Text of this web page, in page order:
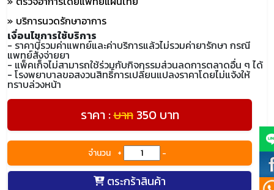
บริการนวดรักษาอาการ
เงื่อนไขการใช้บริการ
- ราคานี้รวมค่าแพทย์และค่าบริการแล้วไม่รวมค่ายารักษา กรณี
แพทย์สั่งจ่ายยา
- แพ็คเก็จไม่สามารถใช้ร่วมกับกิจกรรมส่วนลดการตลาดอื่น ๆ ได้
- โรงพยาบาลขอสงวนสิทธิ์การเปลี่ยนแปลงราคาโดยไม่แจ้งให้
ทราบล่วงหน้า
ราคา :บาท350 บาท
จำนวน + -
ตระกร้าสินค้า